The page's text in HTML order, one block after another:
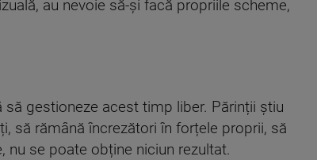
au nevoie să-și facă propriile scheme,
gestioneze acest timp liber. Părinții știu
să rămână încrezători în forțele proprii, să
nu se poate obține niciun rezultat.